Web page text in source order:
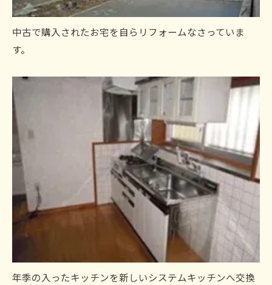
中古で購入されたお宅を自らリフォームなさっていま
す。
年季の入ったキッチンを新しいシステムキッチンへ交換